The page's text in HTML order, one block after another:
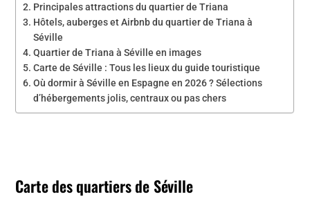
Principales attractions du quartier de Triana
Hôtels, auberges et Airbnb du quartier de Triana à
Séville
Quartier de Triana à Séville en images
Carte de Séville : Tous les lieux du guide touristique
Où dormir à Séville en Espagne en 2026 ? Sélections
d’hébergements jolis, centraux ou pas chers
Carte des quartiers de Séville